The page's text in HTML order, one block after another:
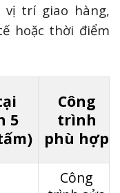
vị trí giao hàng,
hoặc thời điểm
5
Công
trình
phù hợp
Công